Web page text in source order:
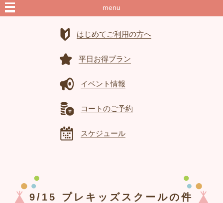
menu
はじめてご利用の方へ
平日お得プラン
イベント情報
コートのご予約
スケジュール
9/15 プレキッズスクールの件